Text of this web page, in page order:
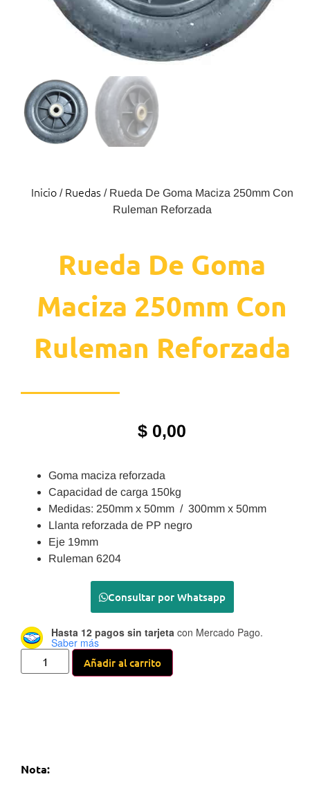
Inicio/ Ruedas/ Rueda De Goma Maciza 250mm Con
Ruleman Reforzada
Rueda De Goma
Maciza 250mm Con
Ruleman Reforzada
$ 0,00
Goma maciza reforzada
Capacidad de carga 150kg
Medidas: 250mm x 50mm / 300mm x 50mm
Llanta reforzada de PP negro
Eje 19mm
Ruleman 6204
Consultar por Whatsapp
Hasta 12 pagos sin tarjeta con Mercado Pago.
Saber más
Añadir al carrito
Nota: